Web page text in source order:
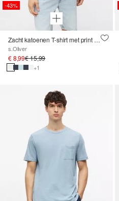
-43%
Zacht katoenen T-shirt met print op de voorkant
s.Oliver
€ 8,99€ 15,99
+1